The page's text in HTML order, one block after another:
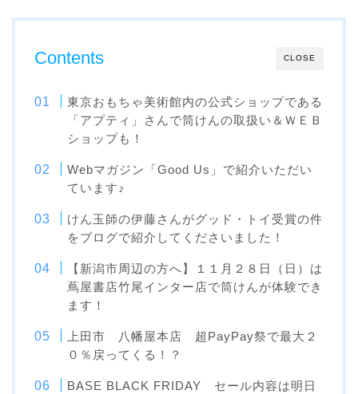
CLOSE
Contents
東京おもちゃ美術館内の公式ショップである
「アプティ」さんで筒けんの取扱い＆ＷＥＢ
ショップも！
Webマガジン「Good Us」で紹介いただい
ています♪
けん玉師の伊藤さんがグッド・トイ受賞の件
をブログで紹介してくださいました！
【新潟市周辺の方へ】１１月２８日（日）は
蔦屋書店竹尾インター店で筒けんが体験でき
ます！
上田市 八幡屋本店 超PayPay祭で最大２
０％戻ってくる！？
BASE BLACK FRIDAY セール内容は明日